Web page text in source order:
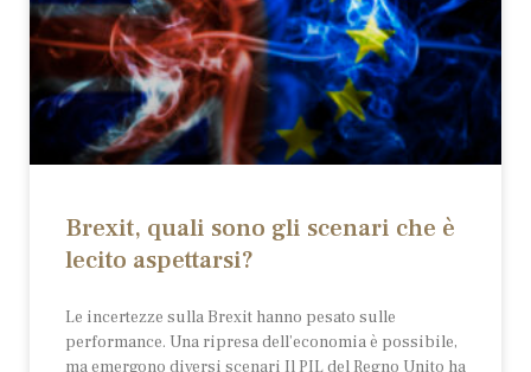
Brexit, quali sono gli scenari che è
lecito aspettarsi?
Le incertezze sulla Brexit hanno pesato sulle
performance. Una ripresa dell’economia è possibile,
ma emergono diversi scenari Il PIL del Regno Unito ha